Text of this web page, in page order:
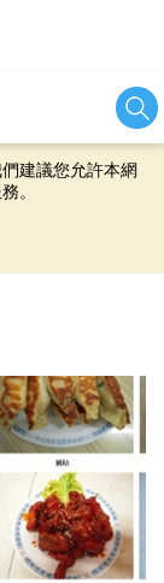
務，並有助於為
同意我們的
建議您允許本網
。